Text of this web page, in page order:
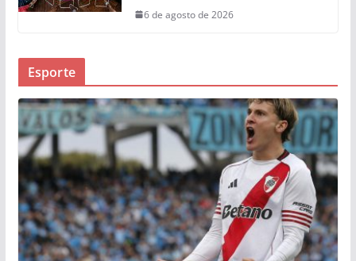
6 de agosto de 2026
Esporte